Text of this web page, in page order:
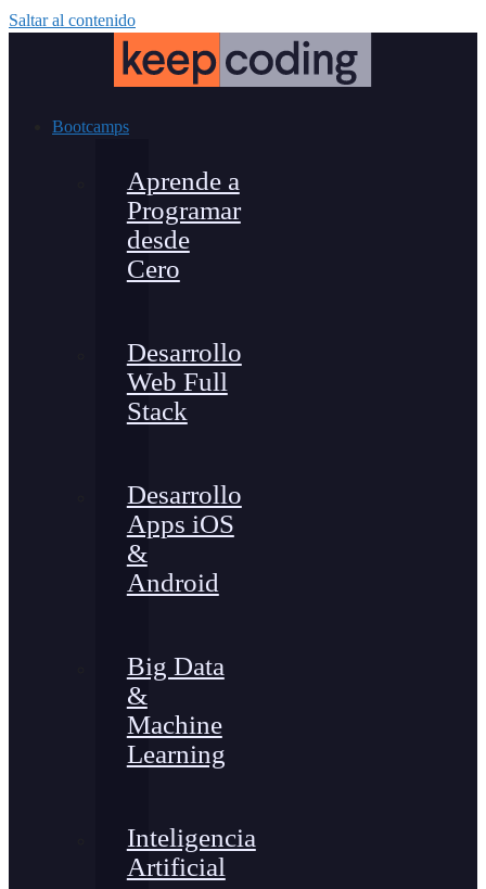
Saltar al contenido
Bootcamps
Aprende a
Programar
desde
Cero
Desarrollo
Web Full
Stack
Desarrollo
Apps iOS
&
Android
Big Data
&
Machine
Learning
Inteligencia
Artificial